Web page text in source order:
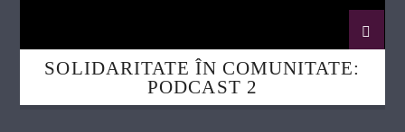
SOLIDARITATE ÎN COMUNITATE:
PODCAST 2